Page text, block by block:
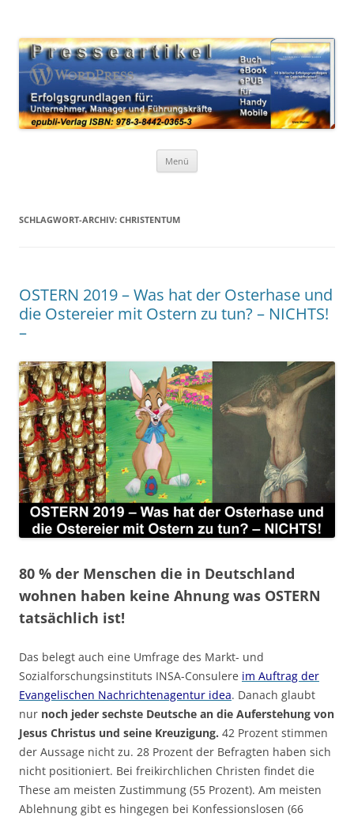
Erfolgsgrundlagen
Menü
SCHLAGWORT-ARCHIV: CHRISTENTUM
OSTERN 2019 – Was hat der Osterhase und
die Ostereier mit Ostern zu tun? – NICHTS!
–
80 % der Menschen die in Deutschland
wohnen haben keine Ahnung was OSTERN
tatsächlich ist!
Das belegt auch eine Umfrage des Markt- und
Sozialforschungsinstituts INSA-Consulere im Auftrag der
Evangelischen Nachrichtenagentur idea. Danach glaubt
nur noch jeder sechste Deutsche an die Auferstehung von
Jesus Christus und seine Kreuzigung. 42 Prozent stimmen
der Aussage nicht zu. 28 Prozent der Befragten haben sich
nicht positioniert. Bei freikirchlichen Christen findet die
These am meisten Zustimmung (55 Prozent). Am meisten
Ablehnung gibt es hingegen bei Konfessionslosen (66